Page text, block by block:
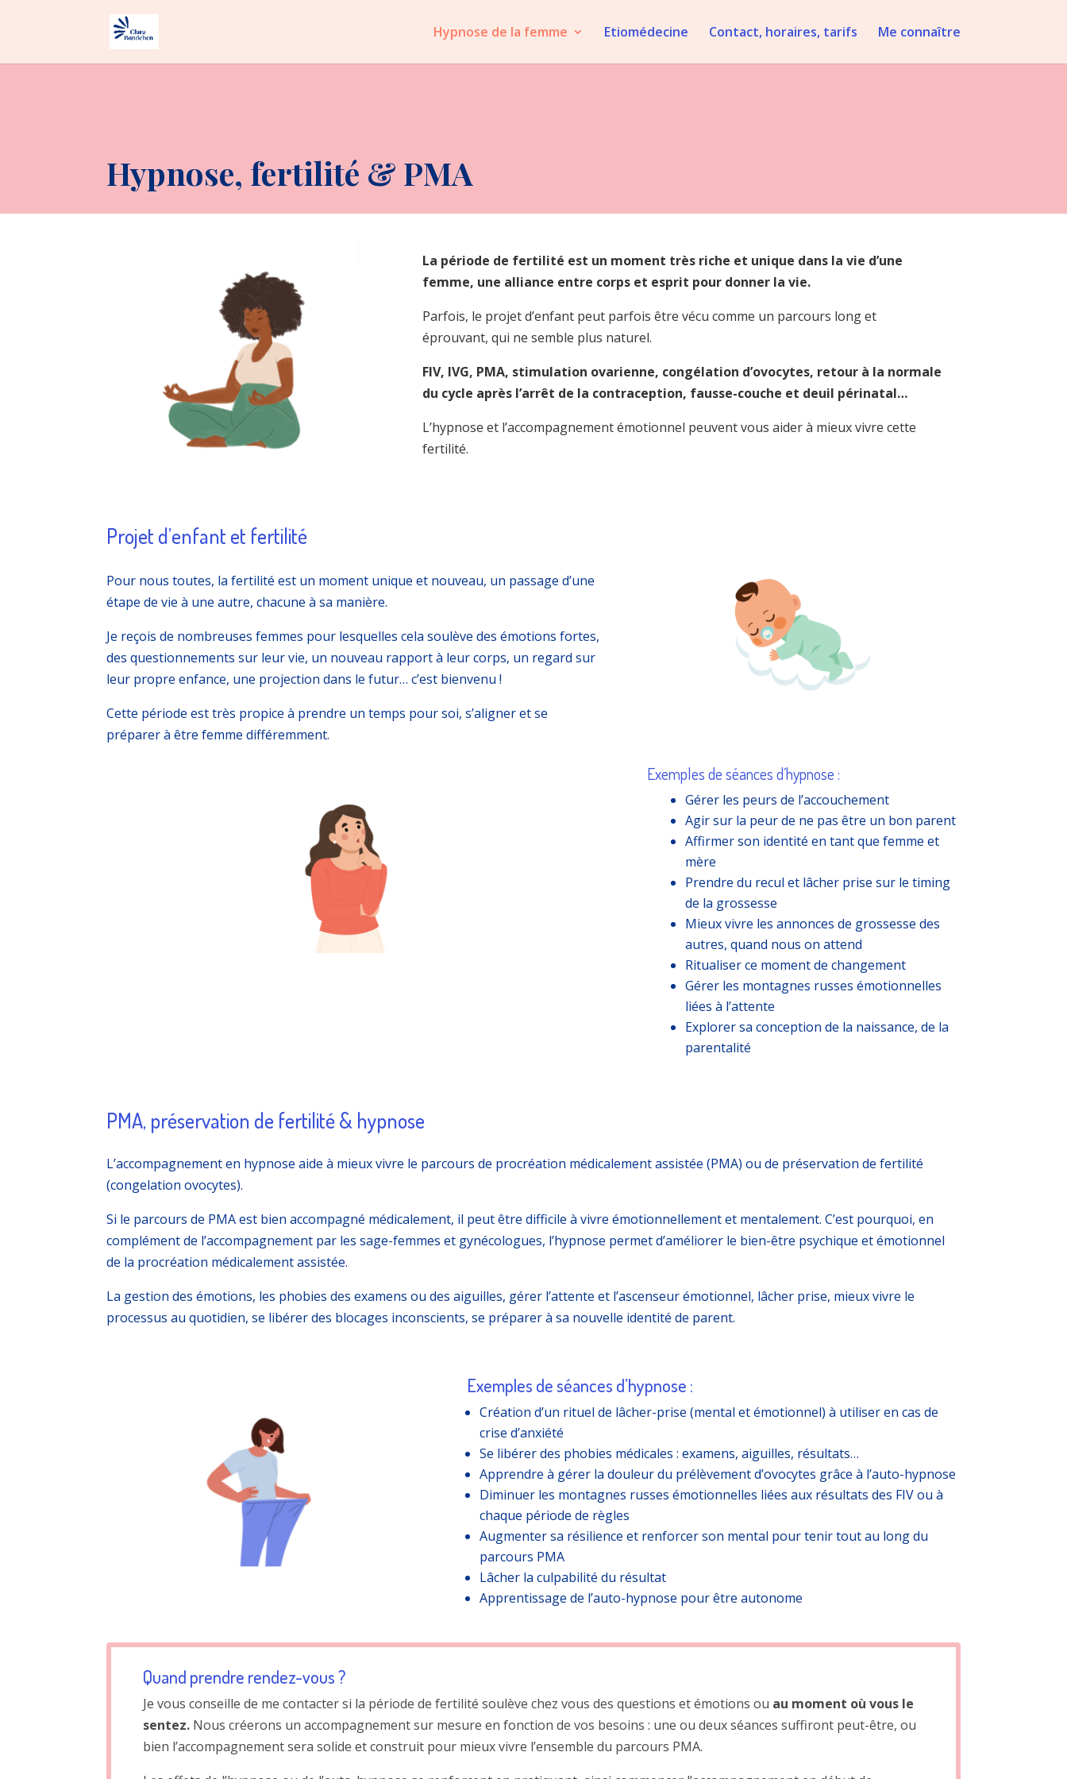
Hypnose de la femme Etiomédecine Contact, horaires, tarifs Me connaître
Hypnose, fertilité & PMA
La période de fertilité est un moment très riche et unique dans la vie d’une
femme, une alliance entre corps et esprit pour donner la vie.
Parfois, le projet d’enfant peut parfois être vécu comme un parcours long et
éprouvant, qui ne semble plus naturel.
FIV, IVG, PMA, stimulation ovarienne, congélation d’ovocytes, retour à la normale
du cycle après l’arrêt de la contraception, fausse-couche et deuil périnatal…
L’hypnose et l’accompagnement émotionnel peuvent vous aider à mieux vivre cette
fertilité.
Projet d’enfant et fertilité
Pour nous toutes, la fertilité est un moment unique et nouveau, un passage d’une
étape de vie à une autre, chacune à sa manière.
Je reçois de nombreuses femmes pour lesquelles cela soulève des émotions fortes,
des questionnements sur leur vie, un nouveau rapport à leur corps, un regard sur
leur propre enfance, une projection dans le futur… c’est bienvenu !
Cette période est très propice à prendre un temps pour soi, s’aligner et se
préparer à être femme différemment.
Exemples de séances d’hypnose :
Gérer les peurs de l’accouchement
Agir sur la peur de ne pas être un bon parent
Affirmer son identité en tant que femme et
mère
Prendre du recul et lâcher prise sur le timing
de la grossesse
Mieux vivre les annonces de grossesse des
autres, quand nous on attend
Ritualiser ce moment de changement
Gérer les montagnes russes émotionnelles
liées à l’attente
Explorer sa conception de la naissance, de la
parentalité
PMA, préservation de fertilité & hypnose
L’accompagnement en hypnose aide à mieux vivre le parcours de procréation médicalement assistée (PMA) ou de préservation de fertilité
(congelation ovocytes).
Si le parcours de PMA est bien accompagné médicalement, il peut être difficile à vivre émotionnellement et mentalement. C’est pourquoi, en
complément de l’accompagnement par les sage-femmes et gynécologues, l’hypnose permet d’améliorer le bien-être psychique et émotionnel
de la procréation médicalement assistée.
La gestion des émotions, les phobies des examens ou des aiguilles, gérer l’attente et l’ascenseur émotionnel, lâcher prise, mieux vivre le
processus au quotidien, se libérer des blocages inconscients, se préparer à sa nouvelle identité de parent.
Exemples de séances d’hypnose :
Création d’un rituel de lâcher-prise (mental et émotionnel) à utiliser en cas de
crise d’anxiété
Se libérer des phobies médicales : examens, aiguilles, résultats…
Apprendre à gérer la douleur du prélèvement d’ovocytes grâce à l’auto-hypnose
Diminuer les montagnes russes émotionnelles liées aux résultats des FIV ou à
chaque période de règles
Augmenter sa résilience et renforcer son mental pour tenir tout au long du
parcours PMA
Lâcher la culpabilité du résultat
Apprentissage de l’auto-hypnose pour être autonome
Quand prendre rendez-vous ?
Je vous conseille de me contacter si la période de fertilité soulève chez vous des questions et émotions ou au moment où vous le
sentez. Nous créerons un accompagnement sur mesure en fonction de vos besoins : une ou deux séances suffiront peut-être, ou
bien l’accompagnement sera solide et construit pour mieux vivre l’ensemble du parcours PMA.